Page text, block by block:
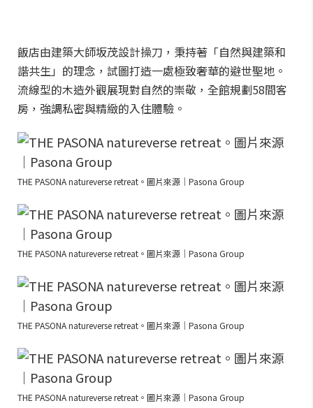
飯店由建築大師坂茂設計操刀，秉持著「自然與建築和
諧共生」的理念，試圖打造一處極致奢華的避世聖地。
流線型的木造外觀展現對自然的崇敬，全館規劃58間客
房，強調私密與精緻的入住體驗。
THE PASONA natureverse retreat。圖片來源｜Pasona Group
THE PASONA natureverse retreat。圖片來源｜Pasona Group
THE PASONA natureverse retreat。圖片來源｜Pasona Group
THE PASONA natureverse retreat。圖片來源｜Pasona Group